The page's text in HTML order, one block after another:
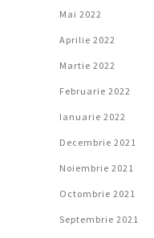
Mai 2022
Aprilie 2022
Martie 2022
Februarie 2022
Ianuarie 2022
Decembrie 2021
Noiembrie 2021
Octombrie 2021
Septembrie 2021